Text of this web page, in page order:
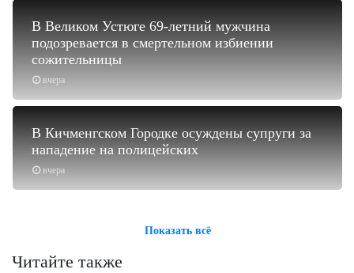
вчера
В Великом Устюге 69-летний мужчина
подозревается в смертельном избиении
сожительницы
вчера
В Кичменгском Городке осуждены супруги за
нападение на полицейских
Показать всё
Читайте также